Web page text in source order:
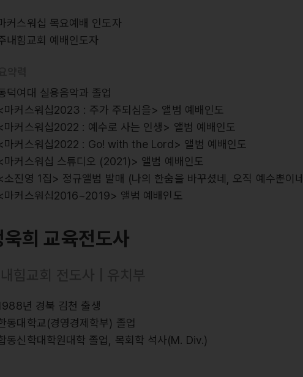
커스워십 목요예배 인도자
내힘교회 예배인도자
덕여대 실용음악과 졸업
마커스워십2023 : 주가 주되심을> 앨범 예배인도
마커스워십2022 : 예수로 사는 인생> 앨범 예배인도
마커스워십2022 : Go! with the Lord> 앨범 예배인도
마커스워십 스튜디오 (2021)> 앨범 예배인도
소진영 1집> 정규앨범 발매 (나의 한숨을 바꾸셨네, 오직 예수뿐이
마커스워십2016~2019> 앨범 예배인도
곡
예배하는 삶>, <주는 완전합니다>, <주 은혜임을>
욱희 교육전도사
년 경북 김천 출생
동대학교(경영경제학부) 졸업
동신학대학원대학 졸업, 목회학 석사(M. Div.)